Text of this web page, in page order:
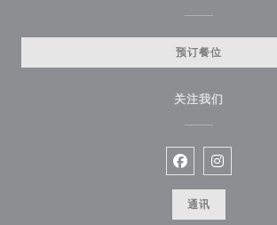
预订餐位
关注我们
Facebook ((在
通讯